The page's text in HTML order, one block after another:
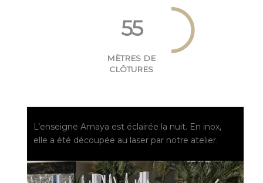
55
MÈTRES DE
CLÔTURES
L’enseigne Amaya est éclairée la nuit. En inox,
elle a été découpée au laser par notre atelier.